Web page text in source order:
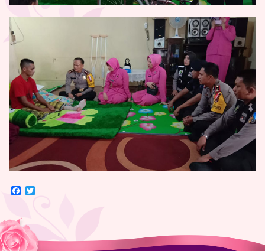
Facebook